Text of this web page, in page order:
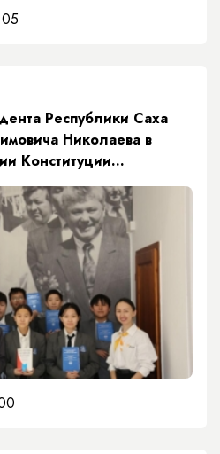
Республики Саха
Николаева в
Конституции